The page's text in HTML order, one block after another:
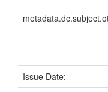
Issue Date: